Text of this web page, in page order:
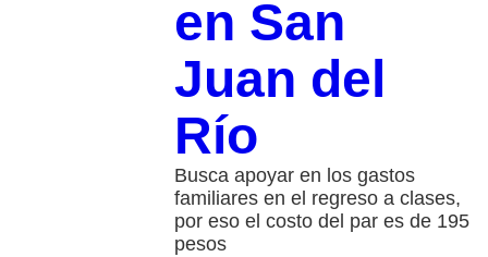
en San
Juan del
Río
Busca apoyar en los gastos
familiares en el regreso a clases,
por eso el costo del par es de 195
pesos